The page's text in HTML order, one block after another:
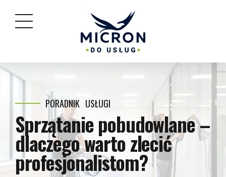
PORADNIK USŁUGI
Sprzątanie pobudowlane –
dlaczego warto zlecić
profesjonalistom?